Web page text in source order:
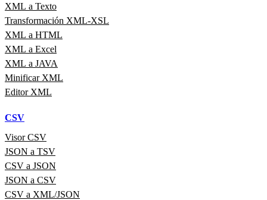
XML a Texto
Transformación XML-XSL
XML a HTML
XML a Excel
XML a JAVA
Minificar XML
Editor XML
CSV
Visor CSV
JSON a TSV
CSV a JSON
JSON a CSV
CSV a XML/JSON